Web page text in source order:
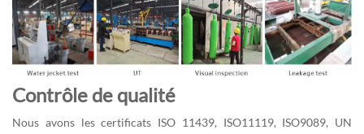
Contrôle de qualité
Nous avons les certificats ISO 11439, ISO11119, ISO9089, UN